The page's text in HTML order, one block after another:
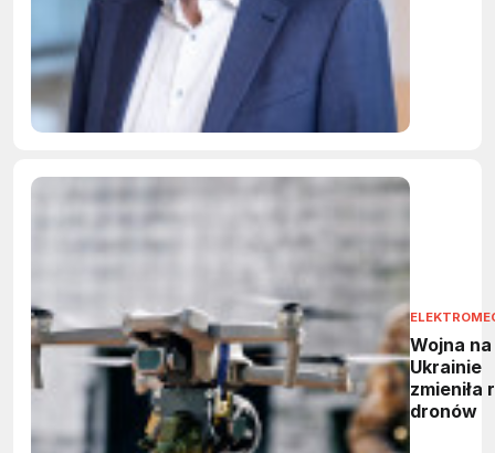
Wojna na
Ukrainie
zmieniła
dronów